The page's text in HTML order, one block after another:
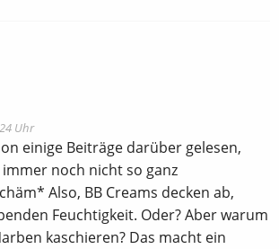
Uhr
einige Beiträge darüber gelesen,
noch nicht so ganz
Also, BB Creams decken ab,
Feuchtigkeit. Oder? Aber warum
kaschieren? Das macht ein